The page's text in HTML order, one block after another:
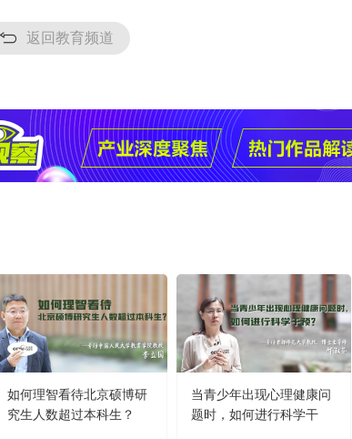
返回教育频道
如何理智看待北京硕博研
究生人数超过本科生？
当青少年出现心理健康问
题时，如何进行科学干